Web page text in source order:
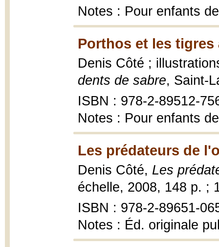
Notes : Pour enfants
Porthos et les tigres
Denis Côté ;
dents de sabre, Saint-
ISBN : 978-2-89512-
Notes : Pour enfants
Les prédateurs de
Denis Côté, Les
échelle, 2008, 148 p. ;
ISBN : 978-2-89651-
Notes : Éd. originale